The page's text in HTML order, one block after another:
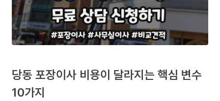
당동 포장이사 비용이 달라지는 핵심 변수
10가지